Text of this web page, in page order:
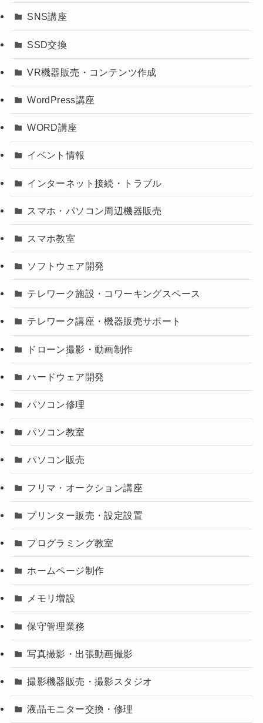
SNS講座
SSD交換
VR機器販売・コンテンツ作成
WordPress講座
WORD講座
イベント情報
インターネット接続・トラブル
スマホ・パソコン周辺機器販売
スマホ教室
ソフトウェア開発
テレワーク施設・コワーキングスペース
テレワーク講座・機器販売サポート
ドローン撮影・動画制作
ハードウェア開発
パソコン修理
パソコン教室
パソコン販売
フリマ・オークション講座
プリンター販売・設定設置
プログラミング教室
ホームページ制作
メモリ増設
保守管理業務
写真撮影・出張動画撮影
撮影機器販売・撮影スタジオ
液晶モニター交換・修理